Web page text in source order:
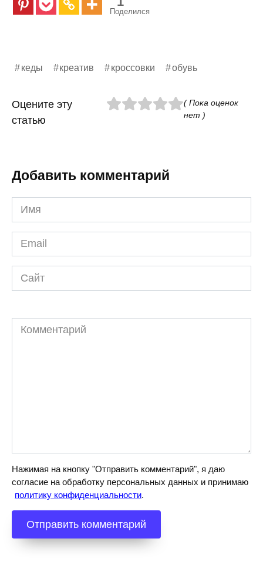
Поделился
кеды креатив кроссовки обувь
Оцените эту
статью
( Пока оценок
нет )
Добавить комментарий
Имя
*
Email
*
Сайт
Комментарий
Нажимая на кнопку "Отправить комментарий", я даю
согласие на обработку персональных данных и принимаю
политику конфиденциальности.